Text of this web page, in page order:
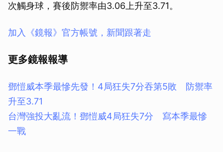
次觸身球，賽後防禦率由3.06上升至3.71。
加入《鏡報》官方帳號，新聞跟著走
更多鏡報報導
鄧愷威本季最慘先發！4局狂失7分吞第5敗 防禦率
升至3.71
台灣強投大亂流！鄧愷威4局狂失7分 寫本季最慘
一戰